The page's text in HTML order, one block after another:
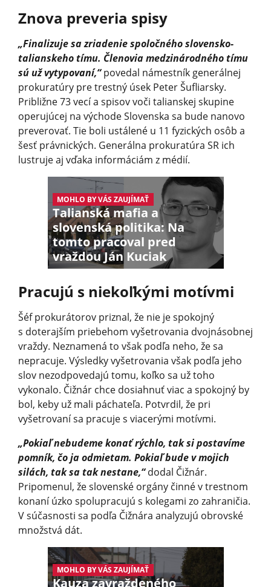
Znova preveria spisy
„Finalizuje sa zriadenie spoločného slovensko-
talianskeho tímu. Členovia medzinárodného tímu
sú už vytypovaní,“povedal námestník generálnej
prokuratúry pre trestný úsek Peter Šufliarsky.
Približne 73 vecí a spisov voči talianskej skupine
operujúcej na východe Slovenska sa bude nanovo
preverovať. Tie boli ustálené u 11 fyzických osôb a
šesť právnických. Generálna prokuratúra SR ich
lustruje aj vďaka informáciám z médií.
MOHLO BY VÁS ZAUJÍMAŤ
Talianská mafia a
slovenská politika: Na
tomto pracoval pred
vraždou Ján Kuciak
Pracujú s niekoľkými motívmi
Šéf prokurátorov priznal, že nie je spokojný
s doterajším priebehom vyšetrovania dvojnásobnej
vraždy. Neznamená to však podľa neho, že sa
nepracuje. Výsledky vyšetrovania však podľa jeho
slov nezodpovedajú tomu, koľko sa už toho
vykonalo. Čižnár chce dosiahnuť viac a spokojný by
bol, keby už mali páchateľa. Potvrdil, že pri
vyšetrovaní sa pracuje s viacerými motívmi.
„Pokiaľ nebudeme konať rýchlo, tak si postavíme
pomník, čo ja odmietam. Pokiaľ bude v mojich
silách, tak sa tak nestane,“dodal Čižnár.
Pripomenul, že slovenské orgány činné v trestnom
konaní úzko spolupracujú s kolegami zo zahraničia.
V súčasnosti sa podľa Čižnára analyzujú obrovské
množstvá dát.
MOHLO BY VÁS ZAUJÍMAŤ
Kauza zavraždeného